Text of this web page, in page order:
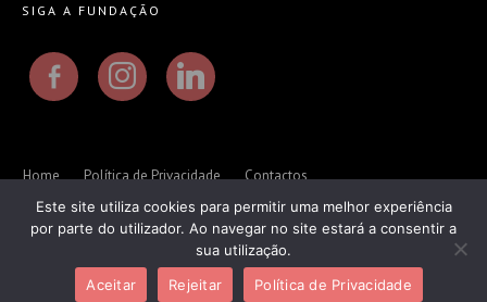
SIGA A FUNDAÇÃO
facebook-
alt
instagram linkedin
Home Política de Privacidade Contactos
© 2026 Fundação Casa de Macau • Website designed by Lifestyle
Este site utiliza cookies para permitir uma melhor experiência
por parte do utilizador. Ao navegar no site estará a consentir a
sua utilização.
Aceitar
Rejeitar Política de Privacidade